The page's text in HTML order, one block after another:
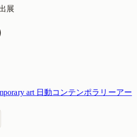
展
art 日動コンテンポラリーアー